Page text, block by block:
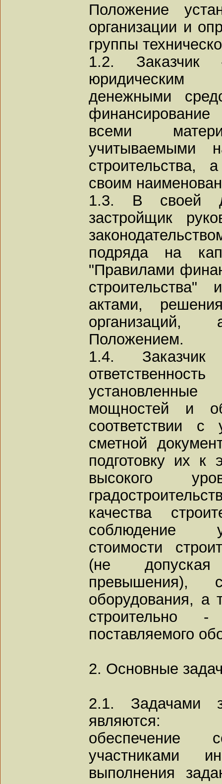
Положение
организации и
группы
1.2. Заказчик
юридическим
денежными
всеми
учитываемыми
строительства,
своим
1.3. В своей
застройщик
подряда на
"Правилами
актами,
Положением.
1.4.
установленные
мощностей и
соответствии с
сметной
подготовку их к
высокого
качества
соблюдение
стоимости
(не допуская
превышения),
оборудования, а
строительно
поставляемого
2. Основные
2.1. Задачами
являются:
обеспечение
участниками
выполнения